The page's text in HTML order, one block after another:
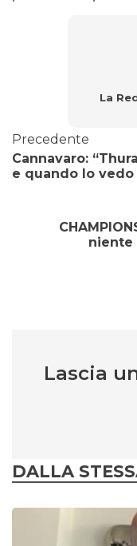
La
Precedente
Cannavaro:
e quando lo
niente
Lascia
DALLA